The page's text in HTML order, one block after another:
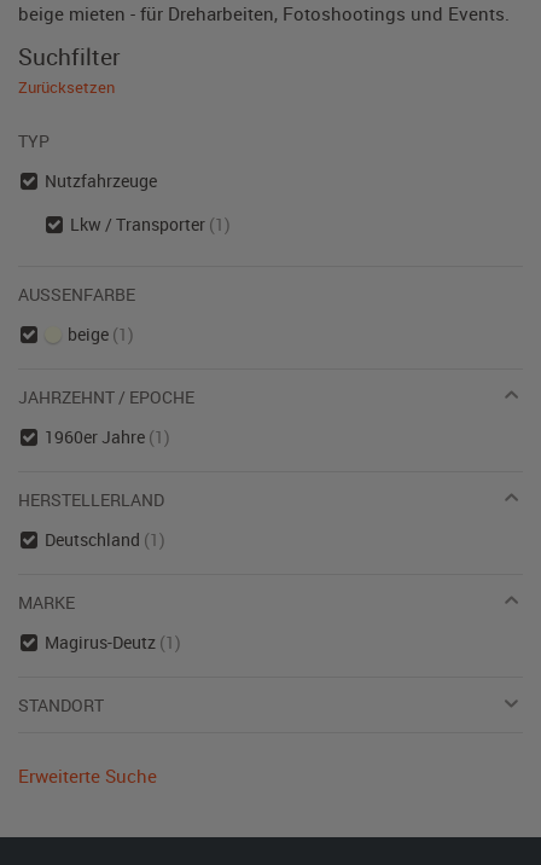
beige mieten - für Dreharbeiten, Fotoshootings und Events.
Suchfilter
Zurücksetzen
TYP
Nutzfahrzeuge
Lkw / Transporter (1)
AUSSENFARBE
beige (1)
JAHRZEHNT / EPOCHE
1960er Jahre (1)
HERSTELLERLAND
Deutschland (1)
MARKE
Magirus-Deutz (1)
STANDORT
Erweiterte Suche